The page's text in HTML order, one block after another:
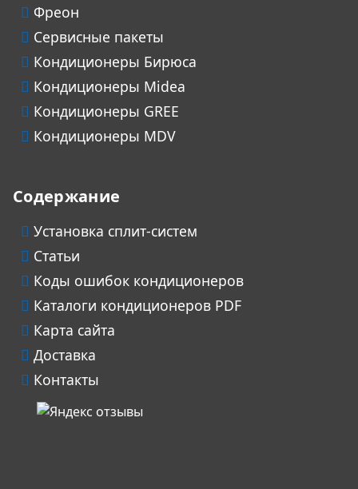
Фреон
Сервисные пакеты
Кондиционеры Бирюса
Кондиционеры Midea
Кондиционеры GREE
Кондиционеры MDV
Содержание
Установка сплит-систем
Статьи
Коды ошибок кондиционеров
Каталоги кондиционеров PDF
Карта сайта
Доставка
Контакты